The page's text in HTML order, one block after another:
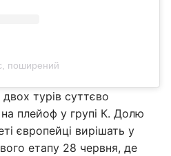
поширений
двох турів суттєво
плейоф у групі К. Долю
європейці вирішать у
етапу 28 червня, де